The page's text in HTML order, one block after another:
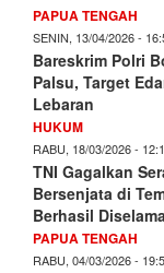
PAPUA TENGAH
SENIN, 13/04/2026 -
Bareskrim Polri
Palsu, Target
Lebaran
HUKUM
RABU, 18/03/2026 -
TNI Gagalkan
Bersenjata di
Berhasil
PAPUA TENGAH
RABU, 04/03/2026 -